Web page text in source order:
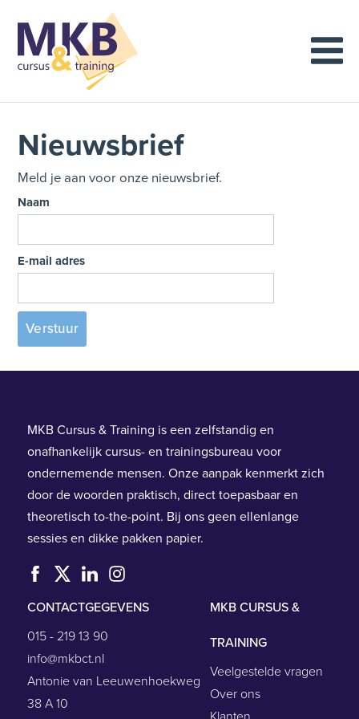
Nieuwsbrief
Meld je aan voor onze nieuwsbrief.
Naam
E-mail adres
MKB Cursus & Training is een zelfstandig en
onafhankelijk cursus- en trainingsbureau voor
ondernemende mensen. Onze aanpak kenmerkt zich
door de woorden praktisch, direct toepasbaar en
theoretisch to-the-point. Bij ons geen ellenlange
sessies en dikke pakken papier.
CONTACTGEGEVENS
015 - 219 13 90
info@mkbct.nl
Antonie van Leeuwenhoekweg
38 A 10
MKB CURSUS &
TRAINING
Veelgestelde vragen
Over ons